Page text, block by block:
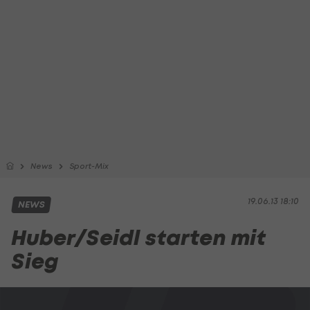
News Sport-Mix
19.06.13 18:10
NEWS
Huber/Seidl starten mit
Sieg